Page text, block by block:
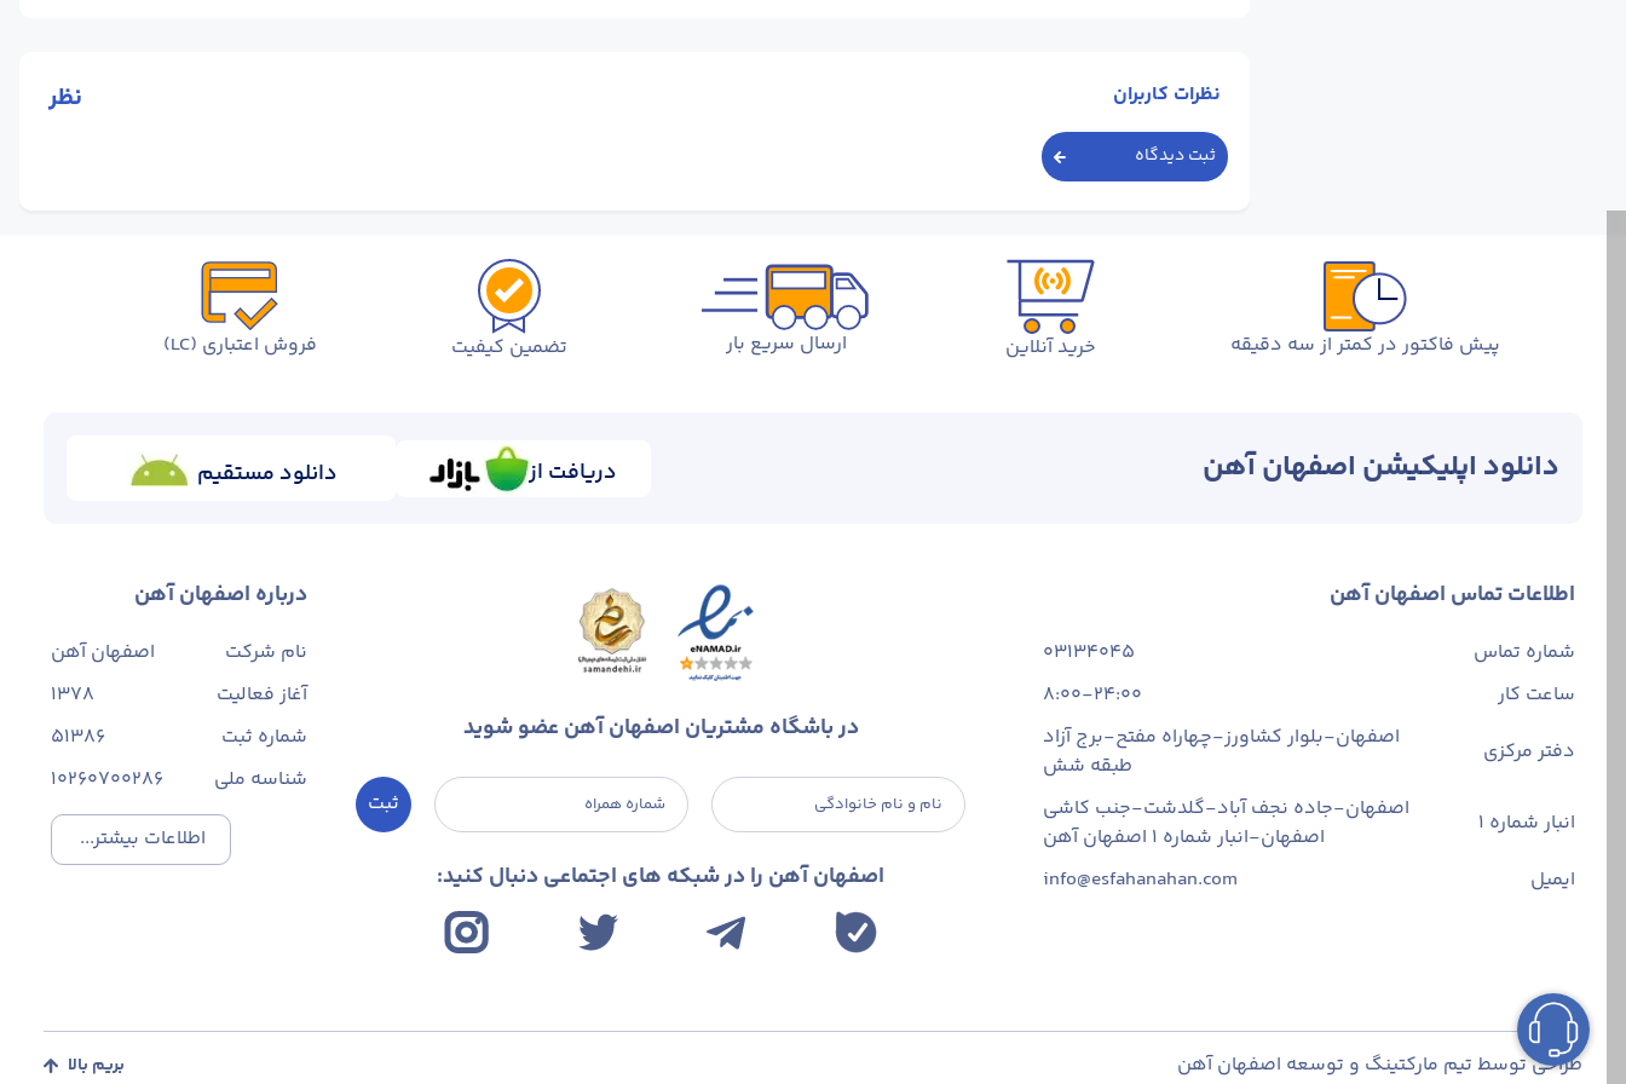
نظرات کاربران نظر
ثبت دیدگاه
پیش فاکتور در کمتر از سه دقیقه خرید آنلاین ارسال سریع بار تضمین کیفیت فروش اعتباری (LC)
دانلود اپلیکیشن اصفهان آهن دریافت از دانلود مستقیم
اطلاعات تماس اصفهان آهن
شماره تماس
03134045
ساعت کار
8:00-24:00
دفتر مرکزی
اصفهان-بلوار کشاورز-چهاراه مفتح-برج آزاد
طبقه شش
انبار شماره 1
اصفهان-جاده نجف آباد-گلدشت-جنب کاشی
اصفهان-انبار شماره ۱ اصفهان آهن
ایمیل
info@esfahanahan.com
در باشگاه مشتریان اصفهان آهن عضو شوید
نام و نام خانوادگی شماره همراه ثبت
اصفهان آهن را در شبکه های اجتماعی دنبال کنید:
درباره اصفهان آهن
نام شرکت
اصفهان آهن
آغاز فعالیت
1378
شماره ثبت
۵۱۳۸۶
شناسه ملی
10260700286
اطلاعات بیشتر...
طراحی توسط تیم مارکتینگ و توسعه اصفهان آهن بریم بالا